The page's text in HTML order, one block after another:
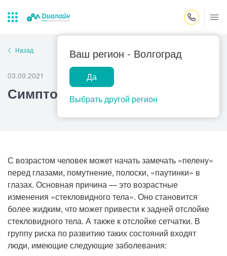
Ваш регион - Волгоград
Да
Выбрать другой регион
Лаборатории
Центр помощи
на дому
Закрыть поиск
Популярные запросы
Прием гинеколога
Прием гастроэнтеролога
Прием офтальмолога
Прием уролога
Прием хирурга
Прием кардиолога
Назад
03.09.2021
Симптом «пелены в глазах»
С возрастом человек может начать замечать «пелену»
перед глазами, помутнение, полоски, «паутинки» в
глазах. Основная причина — это возрастные
изменения «стекловидного тела». Оно становится
более жидким, что может привести к задней отслойке
стекловидного тела. А также к отслойке сетчатки. В
группу риска по развитию таких состояний входят
люди, имеющие следующие заболевания: